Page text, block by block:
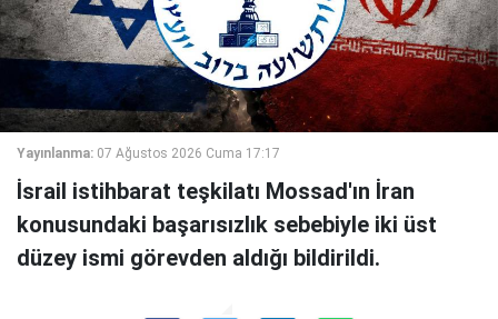
Yayınlanma: 07 Ağustos 2026 Cuma 17:17
İsrail istihbarat teşkilatı Mossad'ın İran
konusundaki başarısızlık sebebiyle iki üst
düzey ismi görevden aldığı bildirildi.